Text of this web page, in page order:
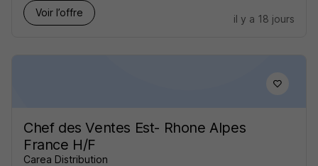
Voir l’offre
il y a 18 jours
Chef des Ventes Est- Rhone Alpes
France H/F
Carea Distribution